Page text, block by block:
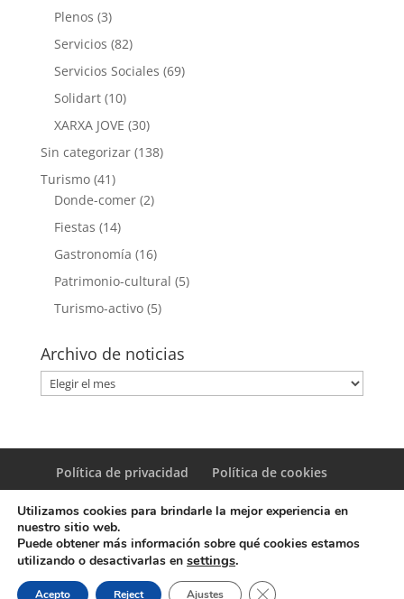
Plenos (3)
Servicios (82)
Servicios Sociales (69)
Solidart(10)
XARXA JOVE (30)
Sin categorizar(138)
Turismo(41)
Donde-comer(2)
Fiestas (14)
Gastronomía (16)
Patrimonio-cultural (5)
Turismo-activo(5)
Archivo de noticias
Archivo
de
Política de privacidad Política de cookies
© Copyright Servicio de Informática y Telecomunicaciones.
Utilizamos cookies para brindarle la mejor experiencia en
nuestro sitio web.
Puede obtener más información sobre qué cookies estamos
utilizando o desactivarlas en settings.
Acepto Reject Ajustes Cerrar el banner de